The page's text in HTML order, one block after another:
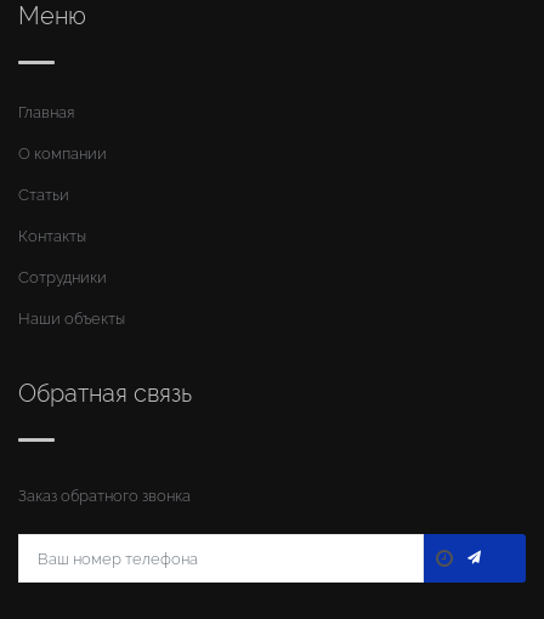
Меню
Главная
О компании
Статьи
Контакты
Сотрудники
Наши объекты
Обратная связь
Заказ обратного звонка